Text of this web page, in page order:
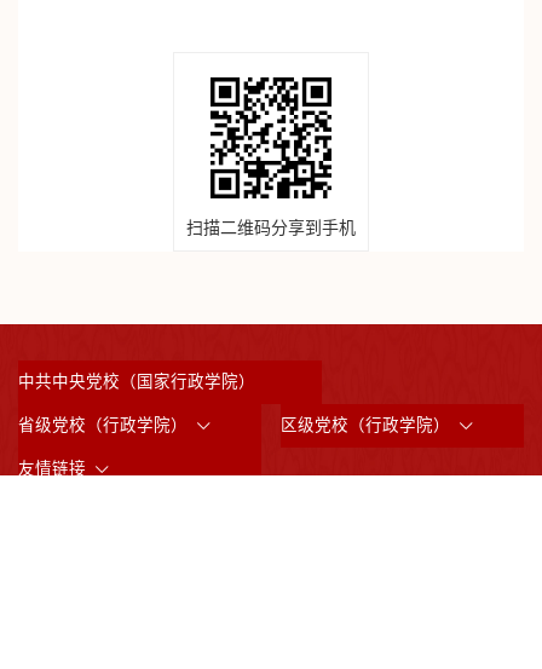
扫描二维码分享到手机
中共中央党校（国家行政学院）
省级党校（行政学院） 区级党校（行政学院）
友情链接